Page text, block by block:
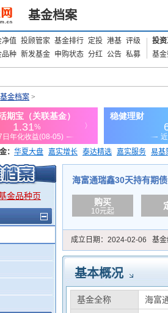
基金档案
净值 投顾管家 基金排行 定投 港基 评级
品种 新发基金 申购状态 分红 公告 私募
投
基
基金档案 >
： 华夏大盘 嘉实增长 泰达精选 嘉实服务 易基
利 上证180价值ETF
金品种页
海富通瑞鑫30天持有期
购买
10元起
成立日期： 2024-02-06 基金
基本概况
基金全称 海富